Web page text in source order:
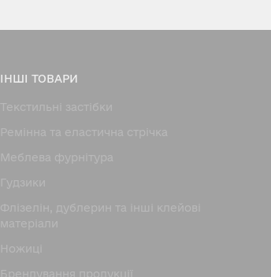
ІНШІ ТОВАРИ
Текстильні застібки
Ремінна та еластична стрічка
Меблева фурнітура
Гудзики
Флізелін, дублерин та інші клейові
матеріали
Ножицi
Брендування продукції